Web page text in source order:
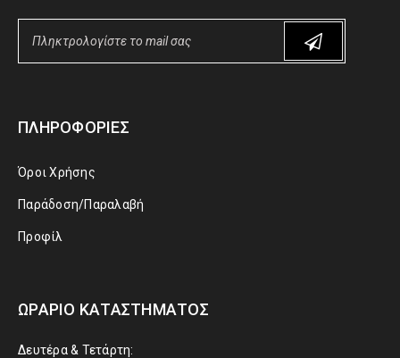
ΠΛΗΡΟΦΟΡΊΕΣ
Όροι Χρήσης
Παράδοση/Παραλαβή
Προφίλ
ΩΡΆΡΙΟ ΚΑΤΑΣΤΉΜΑΤΟΣ
Δευτέρα & Τετάρτη: